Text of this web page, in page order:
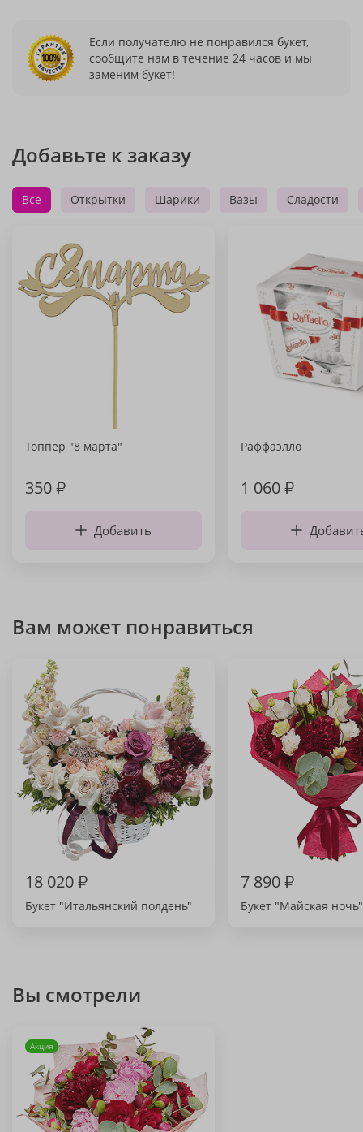
Если получателю не понравился букет,
сообщите нам в течение 24 часов и мы
заменим букет!
Добавьте к заказу
Все Открытки Шарики Вазы Сладости
Топпер "8 марта"
350₽
Добавить
Раффаэлло
1 060₽
Вам может понравиться
18 020₽
Букет "Итальянский полдень"
7 890₽
Букет "Майская ночь"
Вы смотрели
Акция